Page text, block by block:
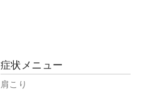
症状メニュー
肩こり